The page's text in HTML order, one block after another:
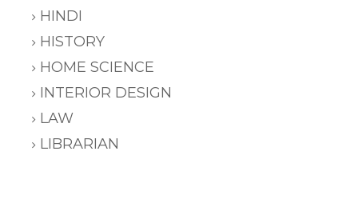
HINDI
HISTORY
HOME SCIENCE
INTERIOR DESIGN
LAW
LIBRARIAN